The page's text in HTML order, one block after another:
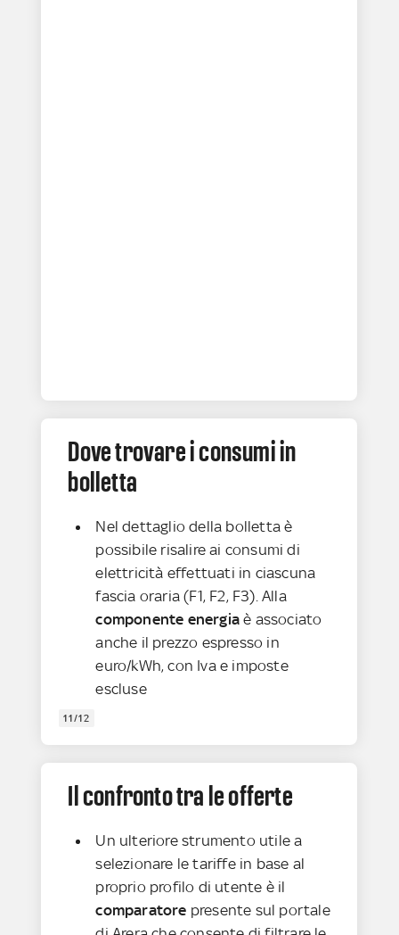
Dove trovare i consumi in
bolletta
Nel dettaglio della bolletta è
possibile risalire ai consumi di
elettricità effettuati in ciascuna
fascia oraria (F1, F2, F3). Alla
componente energia è associato
anche il prezzo espresso in
euro/kWh, con Iva e imposte
escluse
11/12
Il confronto tra le offerte
Un ulteriore strumento utile a
selezionare le tariffe in base al
proprio profilo di utente è il
comparatore presente sul portale